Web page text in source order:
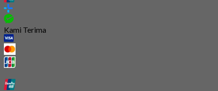
Kami Terima